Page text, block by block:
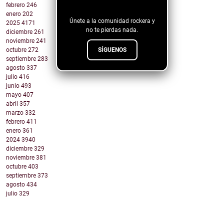
Únete a la comunidad rockera y
no te pierdas nada.
SÍGUENOS
febrero 246
enero 202
2025 4171
diciembre 261
noviembre 241
octubre 272
septiembre 283
agosto 337
julio 416
junio 493
mayo 407
abril 357
marzo 332
febrero 411
enero 361
2024 3940
diciembre 329
noviembre 381
octubre 403
septiembre 373
agosto 434
julio 329